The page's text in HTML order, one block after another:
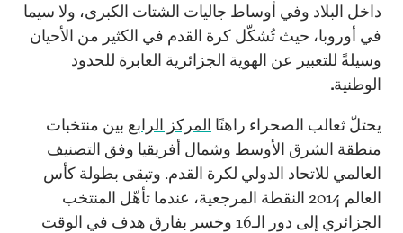
داخل البلاد وفي أوساط جاليات الشتات الكبرى، ولا سيما
في أوروبا، حيث تُشكّل كرة القدم في الكثير من الأحيان
وسيلةً للتعبير عن الهوية الجزائرية العابرة للحدود
الوطنية.
يحتلّ ثعالب الصحراء راهنًا المركز الرابع بين منتخبات
منطقة الشرق الأوسط وشمال أفريقيا وفق التصنيف
العالمي للاتحاد الدولي لكرة القدم. وتبقى بطولة كأس
العالم 2014 النقطة المرجعية، عندما تأهّل المنتخب
الجزائري إلى دور الـ16 وخسر
بفارق هدف في الوقت